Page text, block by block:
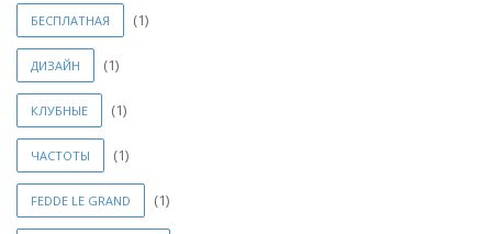
БЕСПЛАТНАЯ (1)
ДИЗАЙН (1)
КЛУБНЫЕ (1)
ЧАСТОТЫ (1)
FEDDE LE GRAND (1)